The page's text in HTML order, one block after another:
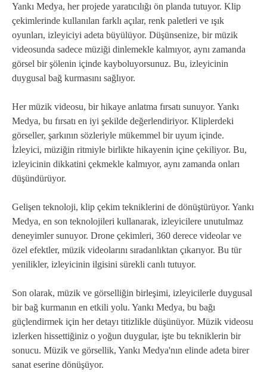
Yankı Medya, her projede yaratıcılığı ön planda tutuyor. Klip
çekimlerinde kullanılan farklı açılar, renk paletleri ve ışık
oyunları, izleyiciyi adeta büyülüyor. Düşünsenize, bir müzik
videosunda sadece müziği dinlemekle kalmıyor, aynı zamanda
görsel bir şölenin içinde kayboluyorsunuz. Bu, izleyicinin
duygusal bağ kurmasını sağlıyor.
Her müzik videosu, bir hikaye anlatma fırsatı sunuyor. Yankı
Medya, bu fırsatı en iyi şekilde değerlendiriyor. Kliplerdeki
görseller, şarkının sözleriyle mükemmel bir uyum içinde.
İzleyici, müziğin ritmiyle birlikte hikayenin içine çekiliyor. Bu,
izleyicinin dikkatini çekmekle kalmıyor, aynı zamanda onları
düşündürüyor.
Gelişen teknoloji, klip çekim tekniklerini de dönüştürüyor. Yankı
Medya, en son teknolojileri kullanarak, izleyicilere unutulmaz
deneyimler sunuyor. Drone çekimleri, 360 derece videolar ve
özel efektler, müzik videolarını sıradanlıktan çıkarıyor. Bu tür
yenilikler, izleyicinin ilgisini sürekli canlı tutuyor.
Son olarak, müzik ve görselliğin birleşimi, izleyicilerle duygusal
bir bağ kurmanın en etkili yolu. Yankı Medya, bu bağı
güçlendirmek için her detayı titizlikle düşünüyor. Müzik videosu
izlerken hissettiğiniz o yoğun duygular, işte bu tekniklerin bir
sonucu. Müzik ve görsellik, Yankı Medya'nın elinde adeta birer
sanat eserine dönüşüyor.